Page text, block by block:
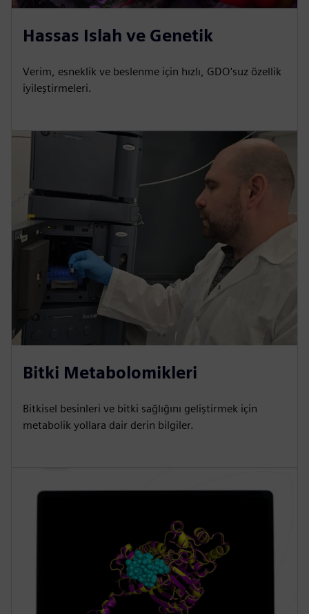
Hassas Islah ve Genetik
Verim, esneklik ve beslenme için hızlı, GDO'suz özellik
iyileştirmeleri.
Bitki Metabolomikleri
Bitkisel besinleri ve bitki sağlığını geliştirmek için
metabolik yollara dair derin bilgiler.